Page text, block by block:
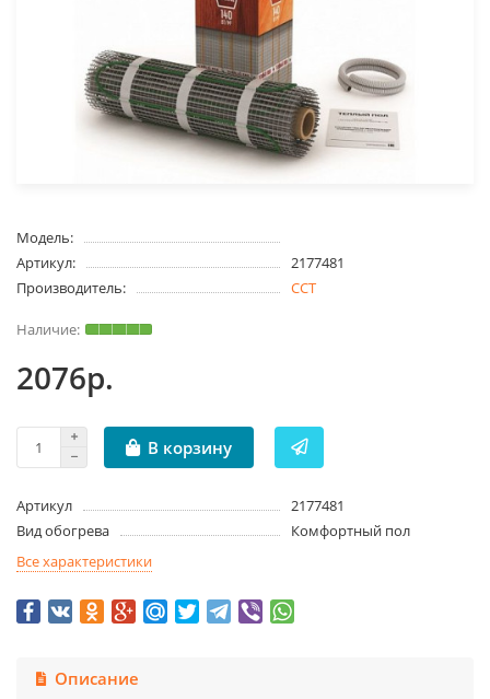
Модель:
Артикул:
2177481
Производитель:
ССТ
2076р.
В корзину
Артикул
2177481
Вид обогрева
Комфортный пол
Все характеристики
Описание